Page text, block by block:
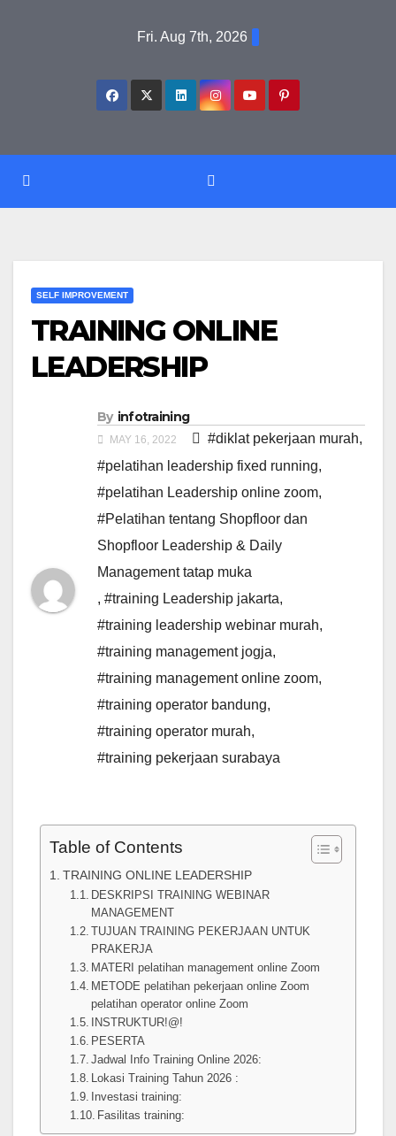
Fri. Aug 7th, 2026
SELF IMPROVEMENT
TRAINING ONLINE
LEADERSHIP
By infotraining
MAY 16, 2022 #diklat pekerjaan murah,
#pelatihan leadership fixed running,
#pelatihan Leadership online zoom,
#Pelatihan tentang Shopfloor dan
Shopfloor Leadership & Daily
Management tatap muka
, #training Leadership jakarta,
#training leadership webinar murah,
#training management jogja,
#training management online zoom,
#training operator bandung,
#training operator murah,
#training pekerjaan surabaya
Table of Contents
TRAINING ONLINE LEADERSHIP
DESKRIPSI TRAINING WEBINAR
MANAGEMENT
TUJUAN TRAINING PEKERJAAN UNTUK
PRAKERJA
MATERI pelatihan management online Zoom
METODE pelatihan pekerjaan online Zoom
pelatihan operator online Zoom
INSTRUKTUR!@!
PESERTA
Jadwal Info Training Online 2026:
Lokasi Training Tahun 2026 :
Investasi training:
Fasilitas training: